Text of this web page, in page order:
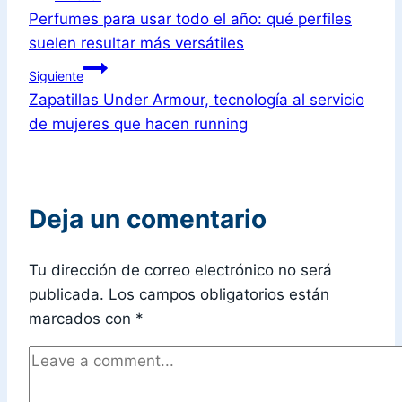
Perfumes para usar todo el año: qué perfiles
suelen resultar más versátiles
Siguiente
Zapatillas Under Armour, tecnología al servicio
de mujeres que hacen running​
Deja un comentario
Tu dirección de correo electrónico no será
publicada. Los campos obligatorios están
marcados con *